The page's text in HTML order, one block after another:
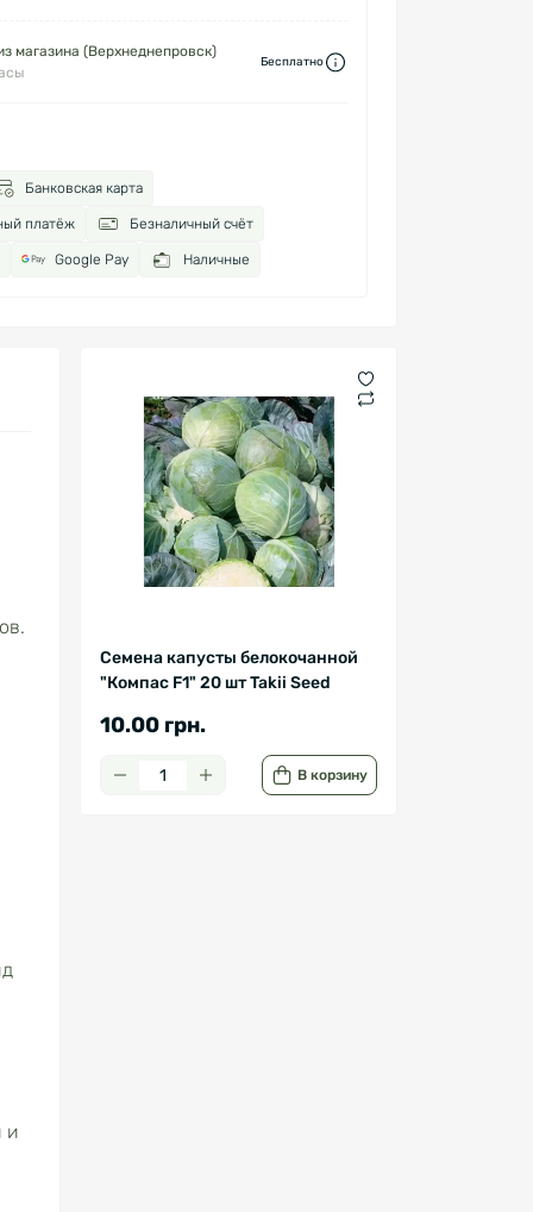
магазина (Верхнеднепровск)
Бесплатно
Банковская карта
платёж Безналичный счёт
Google Pay Наличные
Семена капусты белокочанной
"Компас F1" 20 шт Takii Seed
10.00 грн.
В корзину
и